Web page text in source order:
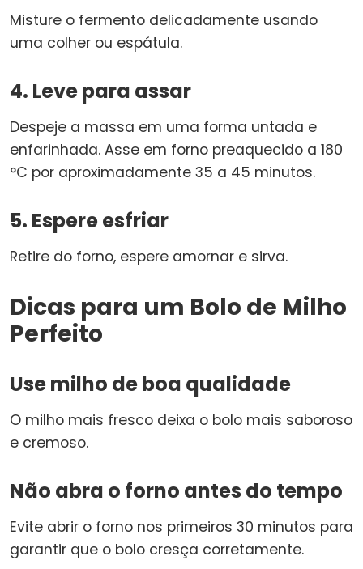
Misture o fermento delicadamente usando
uma colher ou espátula.
4. Leve para assar
Despeje a massa em uma forma untada e
enfarinhada. Asse em forno preaquecido a 180
°C por aproximadamente 35 a 45 minutos.
5. Espere esfriar
Retire do forno, espere amornar e sirva.
Dicas para um Bolo de Milho
Perfeito
Use milho de boa qualidade
O milho mais fresco deixa o bolo mais saboroso
e cremoso.
Não abra o forno antes do tempo
Evite abrir o forno nos primeiros 30 minutos para
garantir que o bolo cresça corretamente.